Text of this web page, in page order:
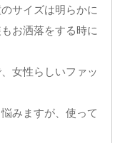
サイズは明らかに
お洒落をする時に
女性らしいファッ
みますが、使って